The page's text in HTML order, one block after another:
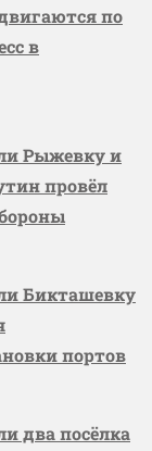
по
в
Рыжевку и
провёл
Бикташевку
портов
два посёлка